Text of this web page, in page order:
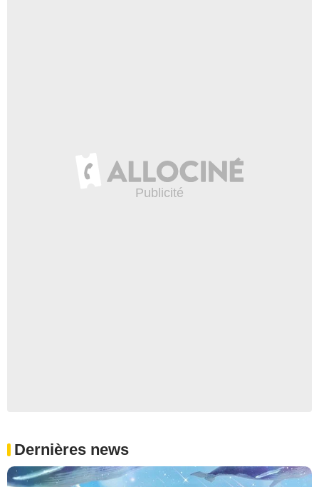
Dernières news